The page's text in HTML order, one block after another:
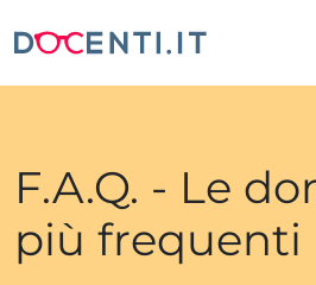
F.A.Q. - Le
più frequenti